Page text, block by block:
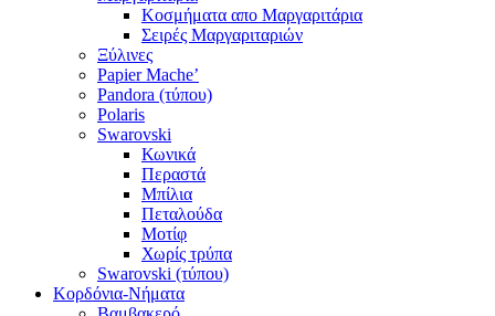
Κοσμήματα απο Μαργαριτάρια
Σειρές Μαργαριταριών
Ξύλινες
Papier Mache’
Pandora (τύπου)
Polaris
Swarovski
Κωνικά
Περαστά
Μπίλια
Πεταλούδα
Μοτίφ
Χωρίς τρύπα
Swarovski (τύπου)
Κορδόνια-Νήματα